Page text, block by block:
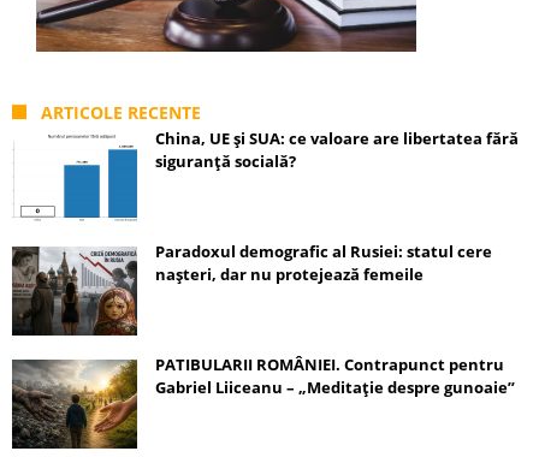
ARTICOLE RECENTE
China, UE și SUA: ce valoare are libertatea fără
siguranță socială?
Paradoxul demografic al Rusiei: statul cere
nașteri, dar nu protejează femeile
PATIBULARII ROMÂNIEI. Contrapunct pentru
Gabriel Liiceanu – „Meditație despre gunoaie”